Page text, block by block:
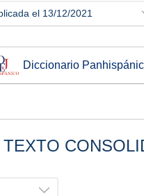
el 13/12/2021
Diccionario
TEXTO